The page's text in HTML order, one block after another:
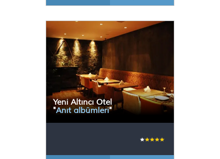
Yeni Altıncı Otel
"Anıt albümleri"